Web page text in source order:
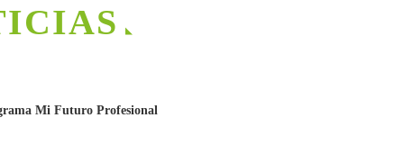
Mi Futuro Profesional